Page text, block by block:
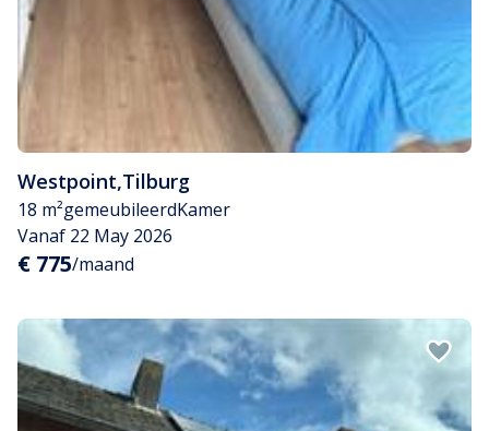
Westpoint,Tilburg
18 m²gemeubileerdKamer
Vanaf 22 May 2026
€ 775/maand